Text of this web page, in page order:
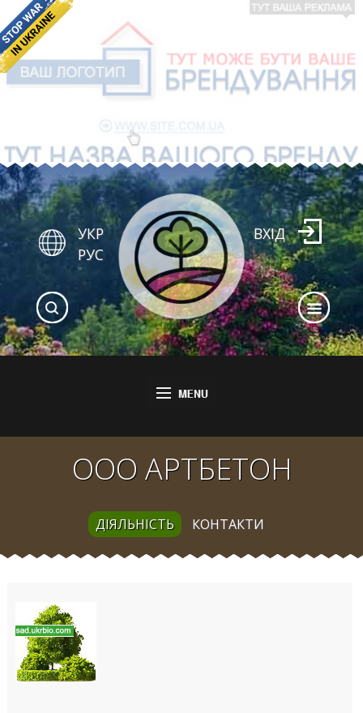
УКР
РУС
ВХІД
OOO АРТБЕТОН
ДІЯЛЬНІСТЬ КОНТАКТИ